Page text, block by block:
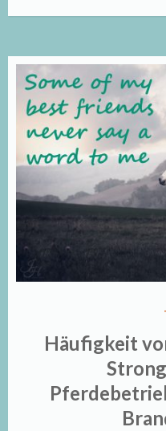
Häufigkeit